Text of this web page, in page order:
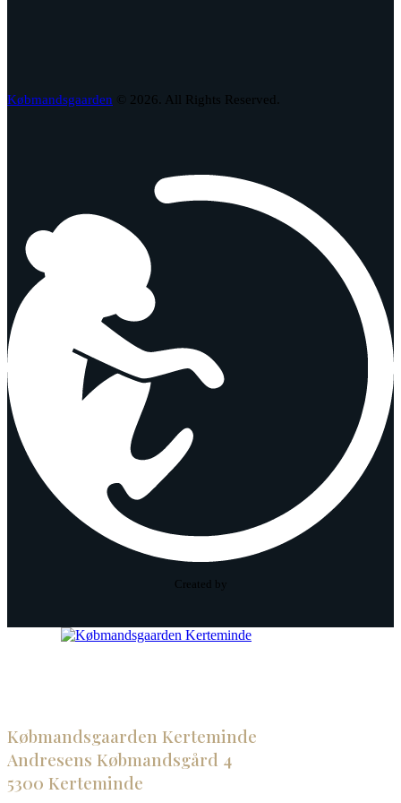
Købmandsgaarden © 2026. All Rights Reserved.
Created by
Købmandsgaarden Kerteminde
Andresens Købmandsgård 4
5300 Kerteminde